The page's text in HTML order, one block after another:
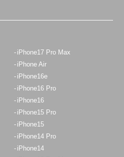
iPhone17 Pro Max
iPhone Air
iPhone16e
iPhone16 Pro
iPhone16
iPhone15 Pro
iPhone15
iPhone14 Pro
iPhone14